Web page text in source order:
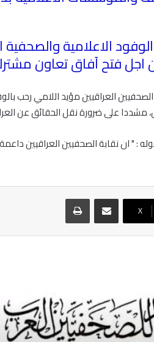
الاعلامية
فتح آفاق تعاون
العراقيين مؤيد اللامي رحب
على ضرورة نقل الحقائق عن
: " ان نقابة الصحفيين العراقيين
X
مشاركة عبر البريد طباعة